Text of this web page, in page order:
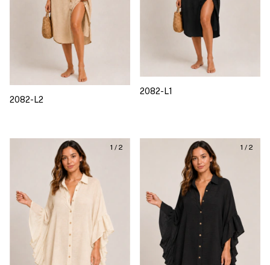
2082-L2
2082-L1
1 / 2 1 / 2